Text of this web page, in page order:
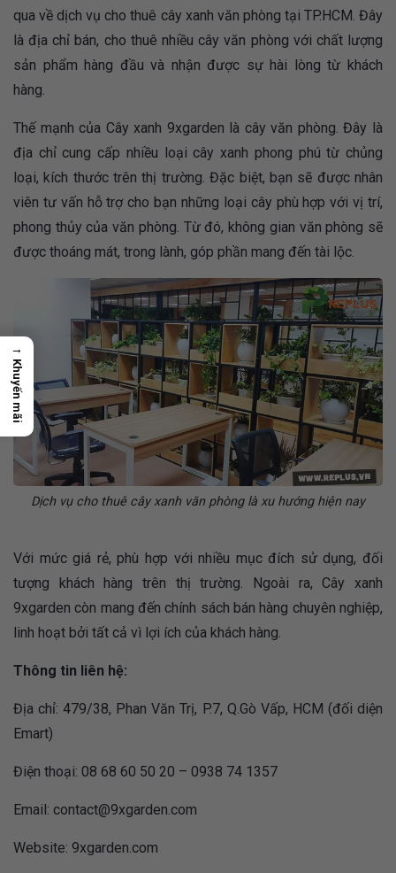
qua về dịch vụ cho thuê cây xanh văn phòng tại TP.HCM. Đây
là địa chỉ bán, cho thuê nhiều cây văn phòng với chất lượng
sản phẩm hàng đầu và nhận được sự hài lòng từ khách
hàng.
Thế mạnh của Cây xanh 9xgarden là cây văn phòng. Đây là
địa chỉ cung cấp nhiều loại cây xanh phong phú từ chủng
loại, kích thước trên thị trường. Đặc biệt, bạn sẽ được nhân
viên tư vấn hỗ trợ cho bạn những loại cây phù hợp với vị trí,
phong thủy của văn phòng. Từ đó, không gian văn phòng sẽ
được thoáng mát, trong lành, góp phần mang đến tài lộc.
Dịch vụ cho thuê cây xanh văn phòng là xu hướng hiện nay
Với mức giá rẻ, phù hợp với nhiều mục đích sử dụng, đối
tượng khách hàng trên thị trường. Ngoài ra, Cây xanh
9xgarden còn mang đến chính sách bán hàng chuyên nghiệp,
linh hoạt bởi tất cả vì lợi ích của khách hàng.
Thông tin liên hệ:
Địa chỉ: 479/38, Phan Văn Trị, P.7, Q.Gò Vấp, HCM (đối diện
Emart)
Điện thoại: 08 68 60 50 20 – 0938 74 1357
Email: contact@9xgarden.com
Website: 9xgarden.com
→
Khuyến mãi